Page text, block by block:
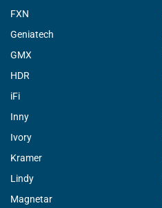
FXN
Geniatech
GMX
HDR
iFi
Inny
Ivory
Kramer
Lindy
Magnetar